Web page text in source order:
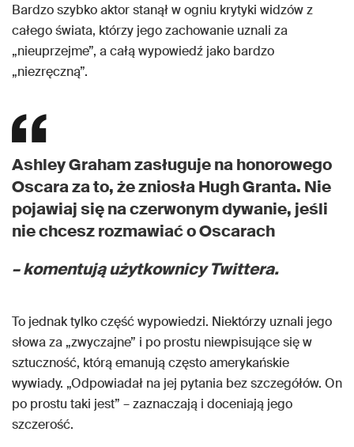
Bardzo szybko aktor stanął w ogniu krytyki widzów z
całego świata, którzy jego zachowanie uznali za
„nieuprzejme”, a całą wypowiedź jako bardzo
„niezręczną”.
Ashley Graham zasługuje na honorowego
Oscara za to, że zniosła Hugh Granta. Nie
pojawiaj się na czerwonym dywanie, jeśli
nie chcesz rozmawiać o Oscarach
– komentują użytkownicy Twittera.
To jednak tylko część wypowiedzi. Niektórzy uznali jego
słowa za „zwyczajne” i po prostu niewpisujące się w
sztuczność, którą emanują często amerykańskie
wywiady. „Odpowiadał na jej pytania bez szczegółów. On
po prostu taki jest” – zaznaczają i doceniają jego
szczerość.